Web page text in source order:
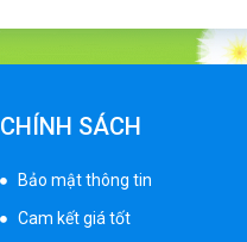
CHÍNH SÁCH
Bảo mật thông tin
Cam kết giá tốt